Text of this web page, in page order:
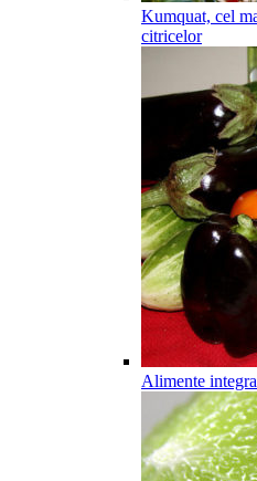
Kumquat, cel
citricelor
Alimente